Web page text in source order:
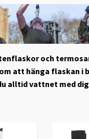
och
att hänga flaskan i
alltid vattnet med